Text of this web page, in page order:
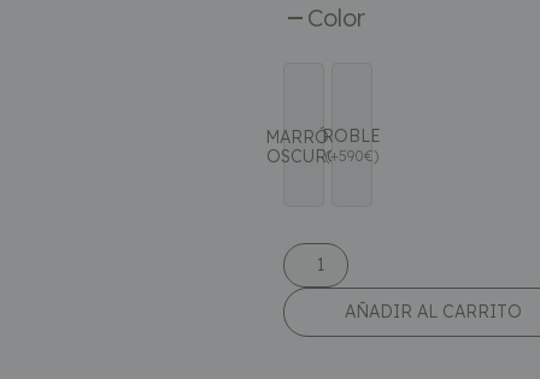
Color
MARRÓN
OSCURO
ROBLE
(+590€)
AÑADIR AL CARRITO